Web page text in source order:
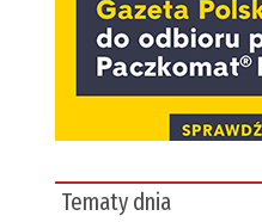
Tematy dnia